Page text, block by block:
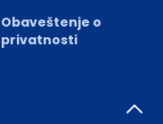
Obaveštenje o
privatnosti